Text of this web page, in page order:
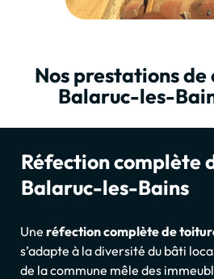
Nos prestations de
Balaruc-les-
Réfection complète
Balaruc-les-Bains
Une réfection complète de
s’adapte à la diversité du bâti
de la commune mêle des